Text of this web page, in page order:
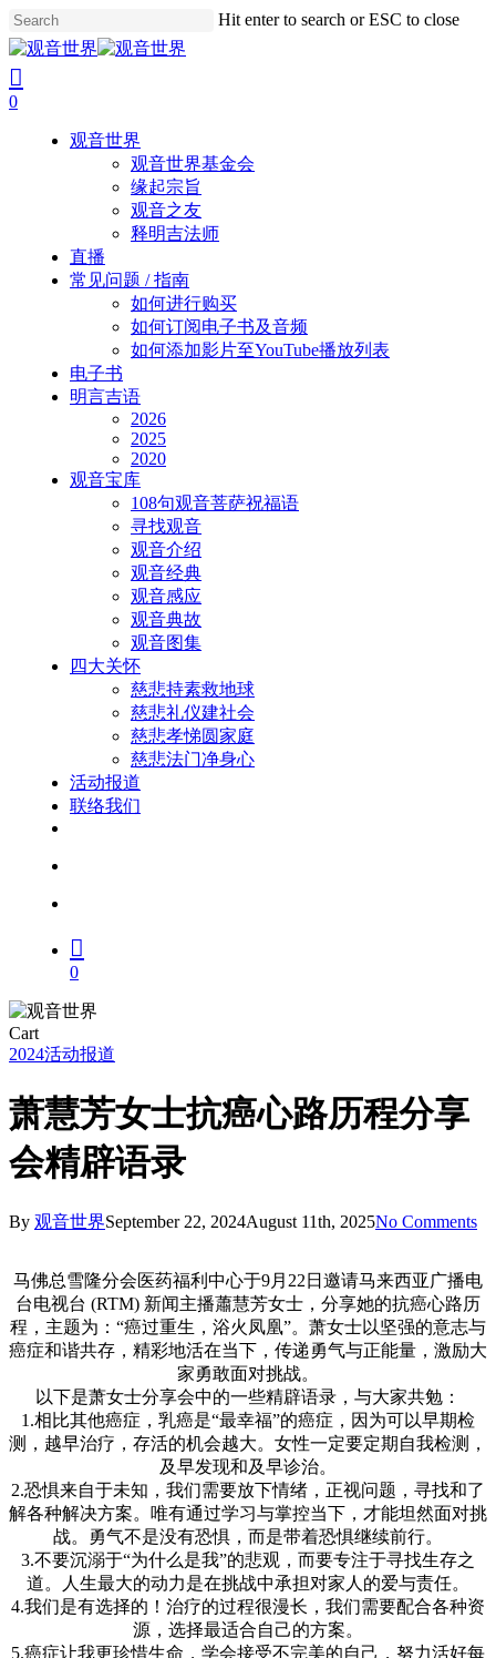
Skip
to
main
content
Hit enter to search or ESC to close
Close
Search
search
account
0
观音世界
观音世界基金会
缘起宗旨
观音之友
释明吉法师
直播
常见问题 / 指南
如何进行购买
如何订阅电子书及音频
如何添加影片至YouTube播放列表
电子书
明言吉语
2026
2025
2020
观音宝库
108句观音菩萨祝福语
寻找观音
观音介绍
观音经典
观音感应
观音典故
观音图集
四大关怀
慈悲持素救地球
慈悲礼仪建社会
慈悲孝悌圆家庭
慈悲法门净身心
活动报道
联络我们
0
CartClose
Cart
2024活动报道
萧慧芳女士抗癌心路历程分享
会精辟语录
By 观音世界September 22, 2024August 11th, 2025No Comments
马佛总雪隆分会医药福利中心于9月22日邀请马来西亚广播电
台电视台 (RTM) 新闻主播蕭慧芳女士，分享她的抗癌心路历
程，主题为：“癌过重生，浴火凤凰”。萧女士以坚强的意志与
癌症和谐共存，精彩地活在当下，传递勇气与正能量，激励大
家勇敢面对挑战。
以下是萧女士分享会中的一些精辟语录，与大家共勉：
1.相比其他癌症，乳癌是“最幸福”的癌症，因为可以早期检
测，越早治疗，存活的机会越大。女性一定要定期自我检测，
及早发现和及早诊治。
2.恐惧来自于未知，我们需要放下情绪，正视问题，寻找和了
解各种解决方案。唯有通过学习与掌控当下，才能坦然面对挑
战。勇气不是没有恐惧，而是带着恐惧继续前行。
3.不要沉溺于“为什么是我”的悲观，而要专注于寻找生存之
道。人生最大的动力是在挑战中承担对家人的爱与责任。
4.我们是有选择的！治疗的过程很漫长，我们需要配合各种资
源，选择最适合自己的方案。
5.癌症让我更珍惜生命，学会接受不完美的自己，努力活好每